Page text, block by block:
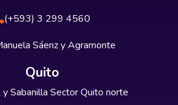
(+593) 3 299 4560
Sáenz y Agramonte
Quito
y Sabanilla Sector Quito norte